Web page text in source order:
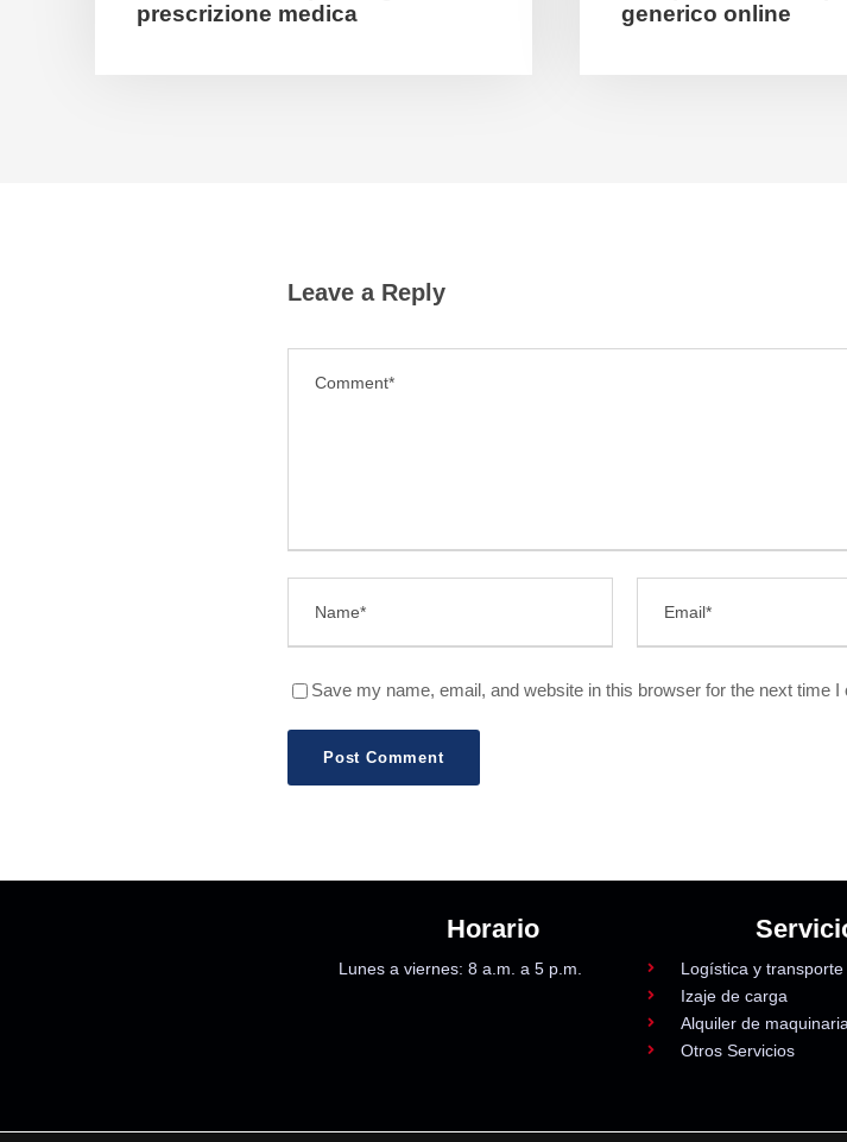
prescrizione medica
generico online
Leave a Reply
Save my name, email, and website in this browser for the next time I
Horario
Lunes a viernes: 8 a.m. a 5 p.m.
Logística y
Izaje de carga
Alquiler de
Otros Servicios